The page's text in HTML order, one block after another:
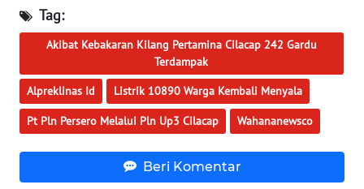
Tag:
Akibat Kebakaran Kilang Pertamina Cilacap 242 Gardu
Terdampak
Alpreklinas Id Listrik 10890 Warga Kembali Menyala
Pt Pln Persero Melalui Pln Up3 Cilacap Wahananewsco
Beri Komentar
WN
WN
BABEL